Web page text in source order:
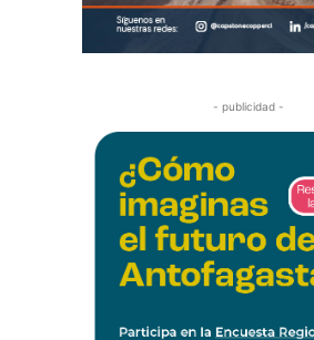
- publicidad -